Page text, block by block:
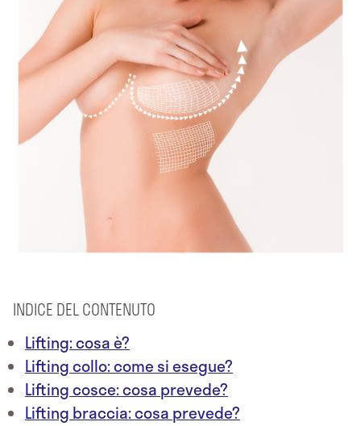
INDICE DEL CONTENUTO
Lifting: cosa è?
Lifting collo: come si esegue?
Lifting cosce: cosa prevede?
Lifting braccia: cosa prevede?